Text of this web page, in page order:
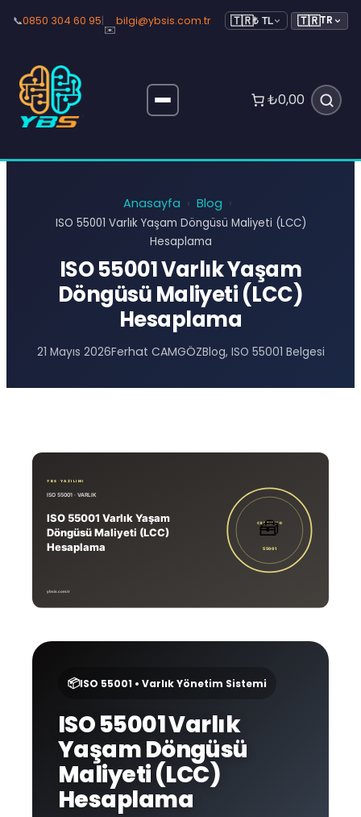
📞0850 304 60 95|
✉️
bilgi@ybsis.com.tr 🇹🇷₺ TL 🇹🇷TR
₺0,00
Anasayfa › Blog ›
ISO 55001 Varlık Yaşam Döngüsü Maliyeti (LCC)
Hesaplama
ISO 55001 Varlık Yaşam
Döngüsü Maliyeti (LCC)
Hesaplama
21 Mayıs 2026Ferhat CAMGÖZBlog, ISO 55001 Belgesi
📦ISO 55001 • Varlık Yönetim Sistemi
ISO 55001 Varlık
Yaşam Döngüsü
Maliyeti (LCC)
Hesaplama